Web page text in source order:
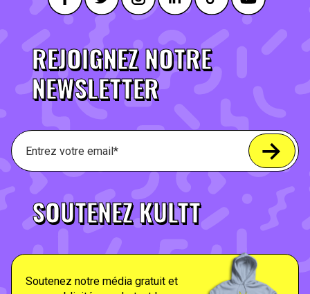
REJOIGNEZ NOTRE
NEWSLETTER
SOUTENEZ KULTT
Soutenez notre média gratuit et